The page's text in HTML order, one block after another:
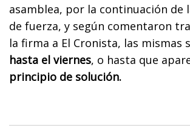
asamblea, por la continuación de
de fuerza, y según comentaron
la firma a El Cronista, las mismas
hasta el viernes, o hasta que
principio de solución.